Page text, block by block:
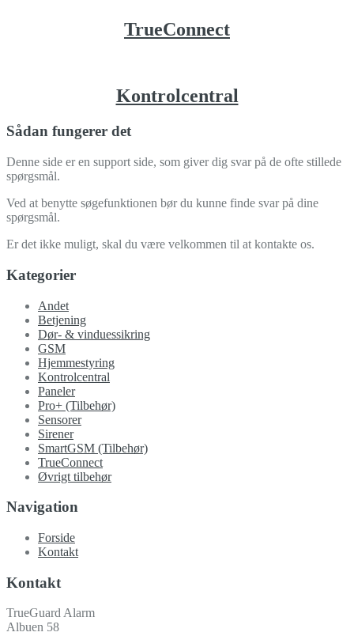
TrueConnect
Kontrolcentral
Sådan fungerer det
Denne side er en support side, som giver dig svar på de ofte stillede
spørgsmål.
Ved at benytte søgefunktionen bør du kunne finde svar på dine
spørgsmål.
Er det ikke muligt, skal du være velkommen til at kontakte os.
Kategorier
Andet
Betjening
Dør- & vinduessikring
GSM
Hjemmestyring
Kontrolcentral
Paneler
Pro+ (Tilbehør)
Sensorer
Sirener
SmartGSM (Tilbehør)
TrueConnect
Øvrigt tilbehør
Navigation
Forside
Kontakt
Kontakt
TrueGuard Alarm
Albuen 58